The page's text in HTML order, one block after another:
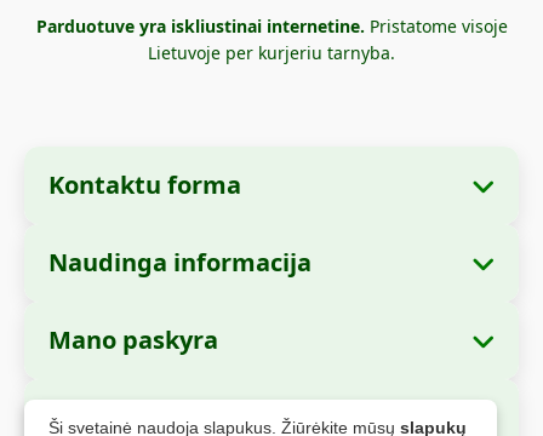
Ši svetainė naudoja slapukus. Žiūrėkite mūsų slapukų
Parduotuve yra iskliustinai internetine. Pristatome visoje
Lietuvoje per kurjeriu tarnyba.
Kontaktu forma
Imones informacija
Imones pavadinimas:
Distribution S.R.L.
Buveine:Strada Cuza Voda nr. 97, Sector 4,
Bucuresti, 040283, Rumunija
Naudinga informacija
Kaip uzsisakyti?
Mokejimo büdai
Mano paskyra
Mano uzsakymai
Saugus apmokejimas